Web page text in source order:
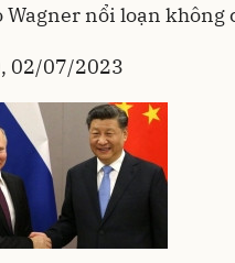
Wagner nổi loạn không
02/07/2023